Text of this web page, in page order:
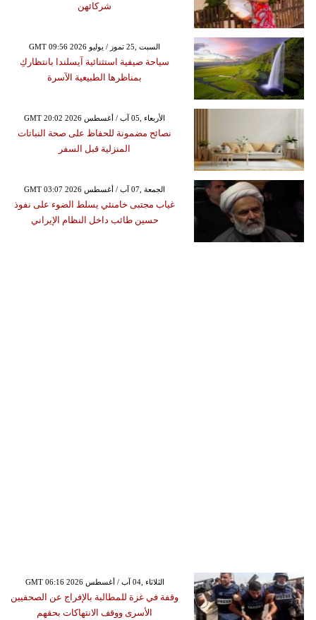
شركائهن
GMT 09:56 2026 السبت ,25 تموز / يوليو
سياحة صيفية استثنائية آيسلندا بانتظاركِ
بمناظرها الطبيعية الآسرة
GMT 20:02 2026 الأربعاء ,05 آب / أغسطس
نصائح مضمونة للحفاظ على صحة النباتات
المنزلية قبل السفر
GMT 03:07 2026 الجمعة ,07 آب / أغسطس
غياب مجتبى خامنئي يسلط الضوء على نفوذ
حسين طائب داخل النظام الإيراني
GMT 06:16 2026 الثلاثاء ,04 آب / أغسطس
وقفة في غزة للمطالبة بالإفراج عن الصحفيين
الأسرى ووقف الانتهاكات بحقهم